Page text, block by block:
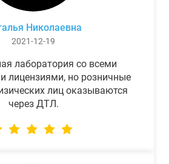
Николаевна
2021-12-19
лаборатория со всеми
лицензиями, но розничные
лиц оказываются
через ДТЛ.